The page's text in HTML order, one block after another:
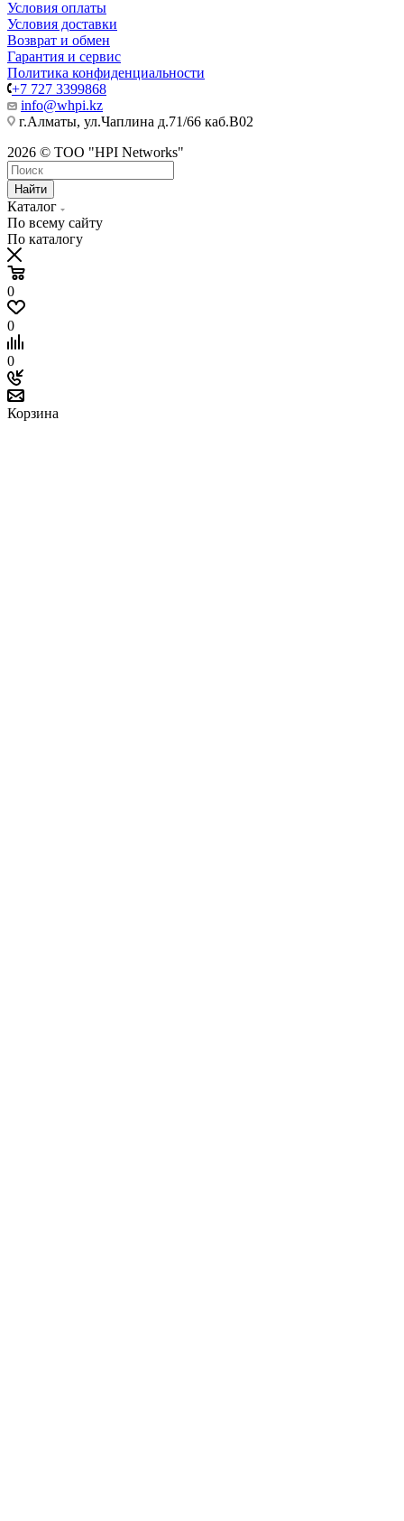
Условия оплаты
Условия доставки
Возврат и обмен
Гарантия и сервис
Политика конфиденциальности
+7 727 3399868
info@whpi.kz
г.Алматы, ул.Чаплина д.71/66 каб.B02
2026 © ТОО "HPI Networks"
Найти
Каталог
По всему сайту
По каталогу
0
0
0
Корзина